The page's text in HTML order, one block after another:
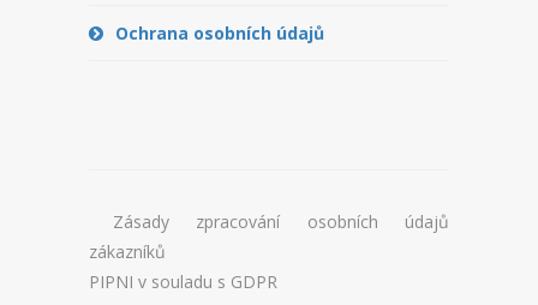
PŘEHLED VIRTUALBOXU
REGISTRACE BLADESERVERU
Ochrana osobních údajů
Zásady zpracování osobních údajů
zákazníků
PIPNI v souladu s GDPR